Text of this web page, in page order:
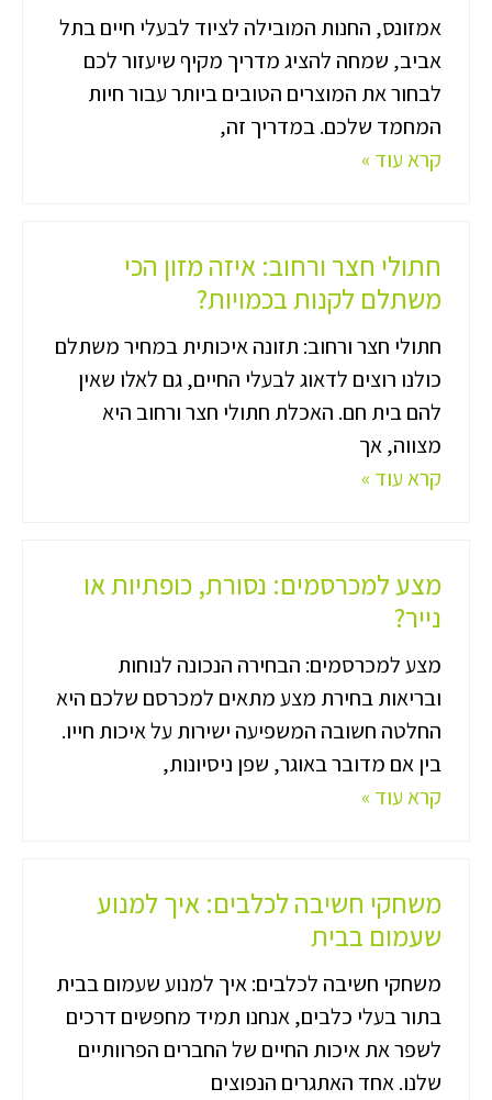
אמזונס, החנות המובילה לציוד לבעלי חיים בתל
אביב, שמחה להציג מדריך מקיף שיעזור לכם
לבחור את המוצרים הטובים ביותר עבור חיות
המחמד שלכם. במדריך זה,
קרא עוד »
חתולי חצר ורחוב: איזה מזון הכי
משתלם לקנות בכמויות?
חתולי חצר ורחוב: תזונה איכותית במחיר משתלם
כולנו רוצים לדאוג לבעלי החיים, גם לאלו שאין
להם בית חם. האכלת חתולי חצר ורחוב היא
מצווה, אך
קרא עוד »
מצע למכרסמים: נסורת, כופתיות או
נייר?
מצע למכרסמים: הבחירה הנכונה לנוחות
ובריאות בחירת מצע מתאים למכרסם שלכם היא
החלטה חשובה המשפיעה ישירות על איכות חייו.
בין אם מדובר באוגר, שפן ניסיונות,
קרא עוד »
משחקי חשיבה לכלבים: איך למנוע
שעמום בבית
משחקי חשיבה לכלבים: איך למנוע שעמום בבית
בתור בעלי כלבים, אנחנו תמיד מחפשים דרכים
לשפר את איכות החיים של החברים הפרוותיים
שלנו. אחד האתגרים הנפוצים